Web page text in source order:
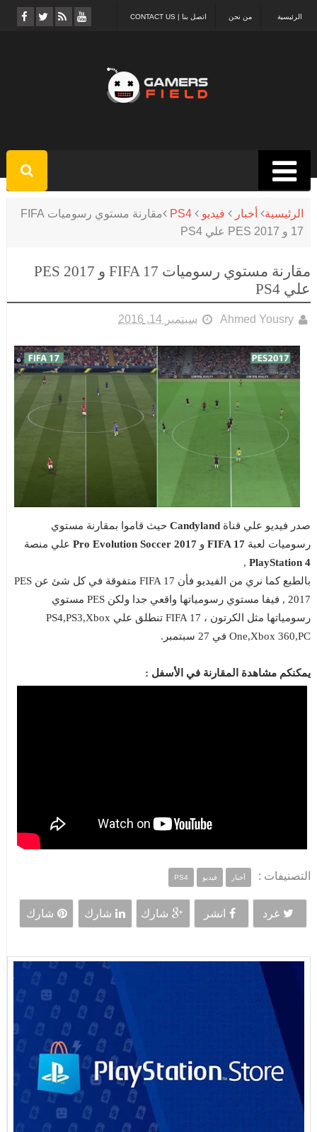
اتصل بنا | CONTACT US من نحن الرئيسية
الرئيسية أخبار فيديو PS4
مقارنة مستوي رسوميات FIFA
17 و PES 2017 علي PS4
مقارنة مستوي رسوميات FIFA 17 و PES 2017
علي PS4
Ahmed Yousry سبتمبر 14, 2016
صدر فيديو علي قناة
حيث قاموا بمقارنة مستوي
رسوميات لعبة FIFA 17و Pro Evolution Soccer 2017علي منصة
PlayStation 4
,
بالطبع كما نري من الفيديو فأن FIFA 17 متفوقة في كل شئ عن PES
2017 , فيفا مستوي رسومياتها واقعي جدا ولكن PES مستوي
رسومياتها مثل الكرتون ، FIFA 17 تنطلق علي PS4,PS3,Xbox
One,Xbox 360,PC في 27 سبتمبر.
يمكنكم مشاهدة المقارنة في الأسفل :
التصنيفات : أخبار فيديو PS4
غرد انشر شارك شارك شارك